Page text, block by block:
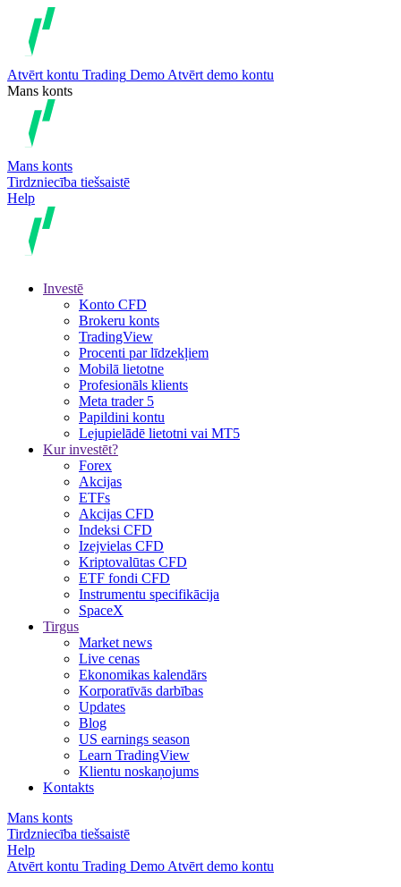
Atvērt kontu Trading Demo Atvērt demo kontu
Mans konts
Mans konts
Tirdzniecība tiešsaistē
Help
Investē
Konto CFD
Brokeru konts
TradingView
Procenti par līdzekļiem
Mobilā lietotne
Profesionāls klients
Meta trader 5
Papildini kontu
Lejupielādē lietotni vai MT5
Kur investēt?
Forex
Akcijas
ETFs
Akcijas CFD
Indeksi CFD
Izejvielas CFD
Kriptovalūtas CFD
ETF fondi CFD
Instrumentu specifikācija
SpaceX
Tirgus
Market news
Live cenas
Ekonomikas kalendārs
Korporatīvās darbības
Updates
Blog
US earnings season
Learn TradingView
Klientu noskaņojums
Kontakts
Mans konts
Tirdzniecība tiešsaistē
Help
Atvērt kontu Trading Demo Atvērt demo kontu